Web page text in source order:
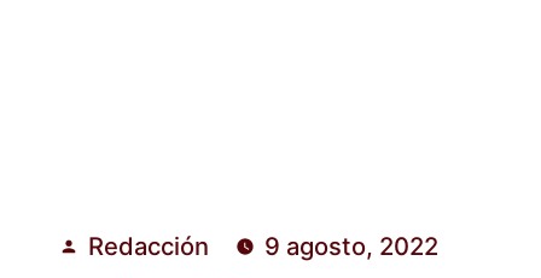
Publicado
Redacción 9 agosto, 2022